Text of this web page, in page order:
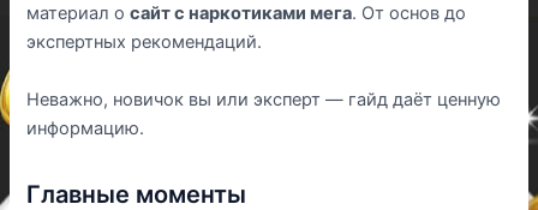
материал осайт с наркотиками мега. От основ до
экспертных рекомендаций.
Неважно, новичок вы или эксперт — гайд даёт ценную
информацию.
Главные моменты